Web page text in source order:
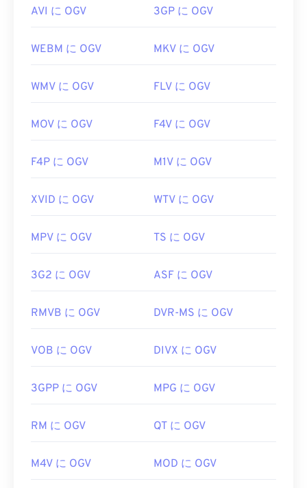
AVI に OGV 3GP に OGV
WEBM に OGV MKV に OGV
WMV に OGV FLV に OGV
MOV に OGV F4V に OGV
F4P に OGV M1V に OGV
XVID に OGV WTV に OGV
MPV に OGV TS に OGV
3G2 に OGV ASF に OGV
RMVB に OGV DVR-MS に OGV
VOB に OGV DIVX に OGV
3GPP に OGV MPG に OGV
RM に OGV QT に OGV
M4V に OGV MOD に OGV